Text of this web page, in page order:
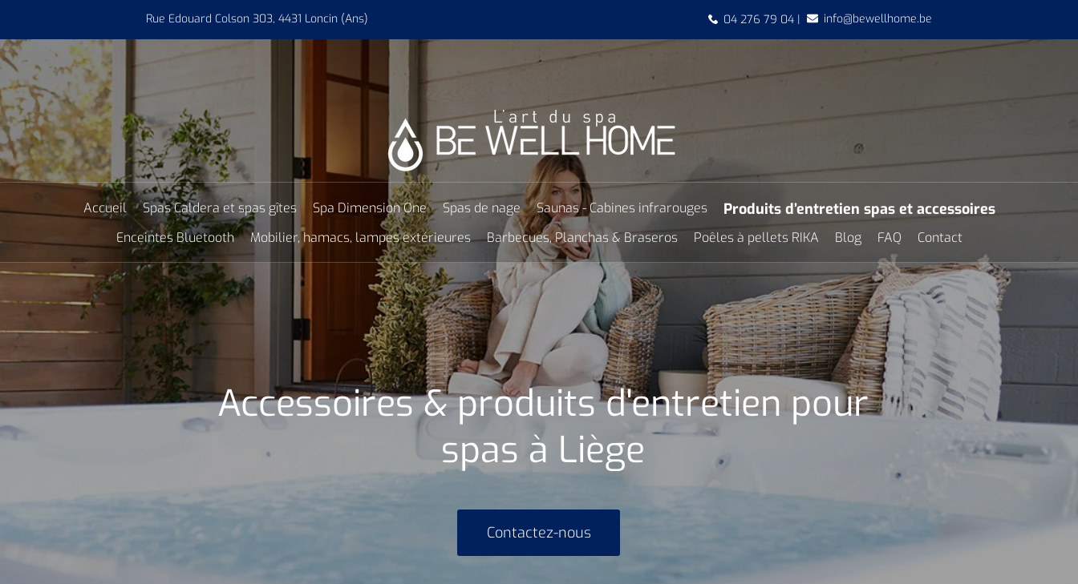
Rue Edouard Colson 303, 4431 Loncin (Ans) 04 276 79 04 | info@bewellhome.be
Accueil Spas Caldera et spas gîtes Spa Dimension One Spas de nage Saunas - Cabines infrarouges Produits d’entretien spas et accessoires
Enceintes Bluetooth Mobilier, hamacs, lampes extérieures Barbecues, Planchas & Braseros Poêles à pellets RIKA Blog FAQ Contact
Accessoires & produits d'entretien pour
spas à Liège
Contactez-nous